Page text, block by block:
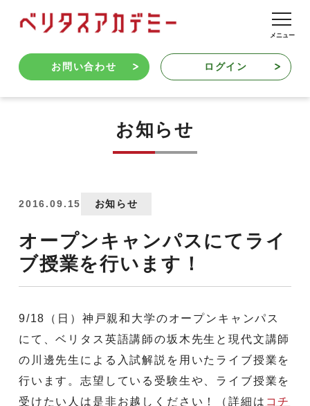
お問い合わせ ログイン
お知らせ
2016.09.15 お知らせ
オープンキャンパスにてライ
ブ授業を行います！
9/18（日）神戸親和大学のオープンキャンパス
にて、ベリタス英語講師の坂木先生と現代文講師
の川邊先生による入試解説を用いたライブ授業を
行います。志望している受験生や、ライブ授業を
受けたい人は是非お越しください！（詳細は コチ